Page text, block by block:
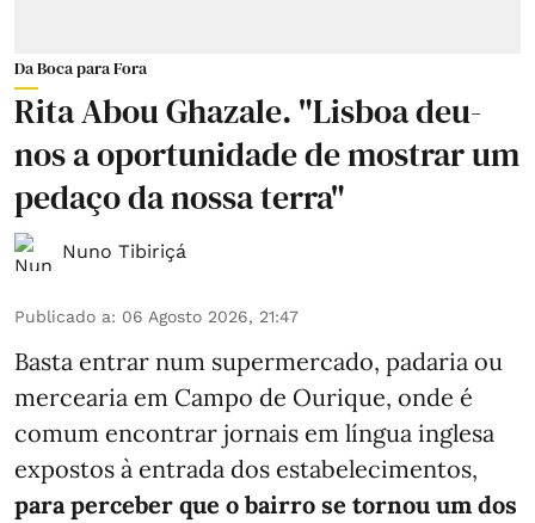
Da Boca para Fora
Rita Abou Ghazale. "Lisboa deu-
nos a oportunidade de mostrar um
pedaço da nossa terra"
Nuno Tibiriçá
Publicado a: 06 Agosto 2026, 21:47
Basta entrar num supermercado, padaria ou
mercearia em Campo de Ourique, onde é
comum encontrar jornais em língua inglesa
expostos à entrada dos estabelecimentos,
para perceber que o bairro se tornou um dos